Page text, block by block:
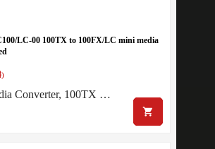
LC-00 100TX to 100FX/LC mini media
)
Converter, 100TX …